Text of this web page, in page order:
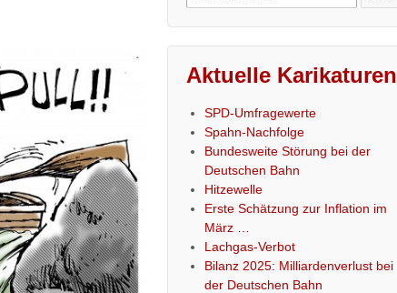
for:
Aktuelle Karikaturen
SPD-Umfragewerte
Spahn-Nachfolge
Bundesweite Störung bei der
Deutschen Bahn
Hitzewelle
Erste Schätzung zur Inflation im
März …
Lachgas-Verbot
Bilanz 2025: Milliardenverlust bei
der Deutschen Bahn